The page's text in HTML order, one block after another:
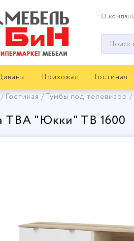
О
Окно
поиска
Прихожая Гостиная
Гостиная Тумбы под телевизор
ТВА "Юкки" ТВ 1600